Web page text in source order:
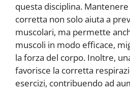
questa disciplina.
corretta non solo aiuta a
muscolari, ma permette
muscoli in modo efficace,
la forza del corpo. Inoltre,
favorisce la corretta
esercizi, contribuendo ad